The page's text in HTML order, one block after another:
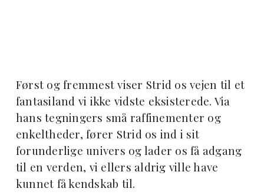
Først og fremmest viser Strid os vejen til et
fantasiland vi ikke vidste eksisterede. Via
hans tegningers små raffinementer og
enkeltheder, fører Strid os ind i sit
forunderlige univers og lader os få adgang
til en verden, vi ellers aldrig ville have
kunnet få kendskab til.